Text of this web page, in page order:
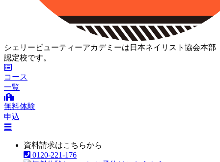
シェリービューティーアカデミーは日本ネイリスト協会本部
認定校です。
コース
一覧
無料体験
申込
☰
資料請求はこちらから
0120-221-176